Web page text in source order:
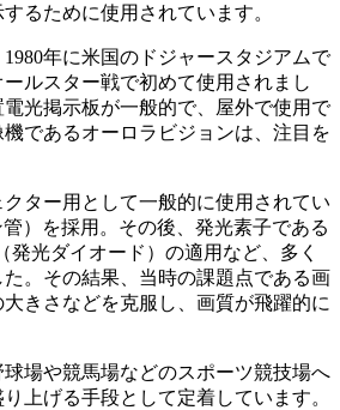
るために使用されています。
年に米国のドジャースタジアムで
ルスター戦で初めて使用されまし
光掲示板が一般的で、屋外で使用で
であるオーロラビジョンは、注目を
ター用として一般的に使用されてい
）を採用。その後、発光素子である
発光ダイオード）の適用など、多く
。その結果、当時の課題点である画
きさなどを克服し、画質が飛躍的に
場や競馬場などのスポーツ競技場へ
上げる手段として定着しています。